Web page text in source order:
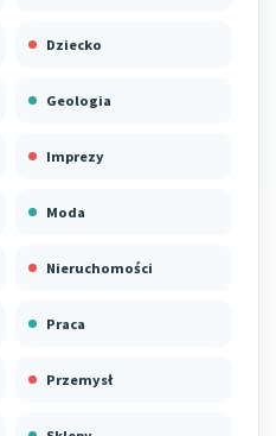
Dziecko
Geologia
Imprezy
Moda
Nieruchomości
Praca
Przemysł